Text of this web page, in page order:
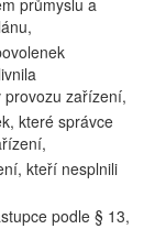
průmyslu a
zařízení,
které správce
kteří nesplnili
podle § 13,